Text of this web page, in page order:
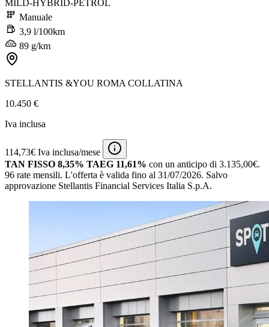
MILD-HYBRID-PETROL
Manuale
3,9 l/100km
89 g/km
STELLANTIS &YOU ROMA COLLATINA
10.450 €
Iva inclusa
114,73€ Iva inclusa/mese
TAN FISSO 8,35% TAEG 11,61% con un anticipo di 3.135,00€.
96 rate mensili. L'offerta è valida fino al 31/07/2026. Salvo
approvazione Stellantis Financial Services Italia S.p.A.